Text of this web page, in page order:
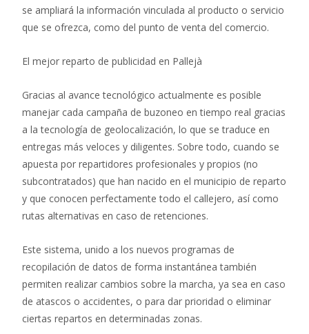
se ampliará la información vinculada al producto o servicio
que se ofrezca, como del punto de venta del comercio.
El mejor reparto de publicidad en Pallejà
Gracias al avance tecnológico actualmente es posible
manejar cada campaña de buzoneo en tiempo real gracias
a la tecnología de geolocalización, lo que se traduce en
entregas más veloces y diligentes. Sobre todo, cuando se
apuesta por repartidores profesionales y propios (no
subcontratados) que han nacido en el municipio de reparto
y que conocen perfectamente todo el callejero, así como
rutas alternativas en caso de retenciones.
Este sistema, unido a los nuevos programas de
recopilación de datos de forma instantánea también
permiten realizar cambios sobre la marcha, ya sea en caso
de atascos o accidentes, o para dar prioridad o eliminar
ciertas repartos en determinadas zonas.